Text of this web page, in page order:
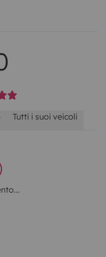
Tutti i suoi veicoli